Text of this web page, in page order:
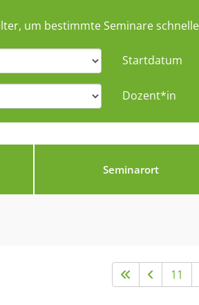
um bestimmte Seminare
Startdatum
Dozent*in
Seminarort
11